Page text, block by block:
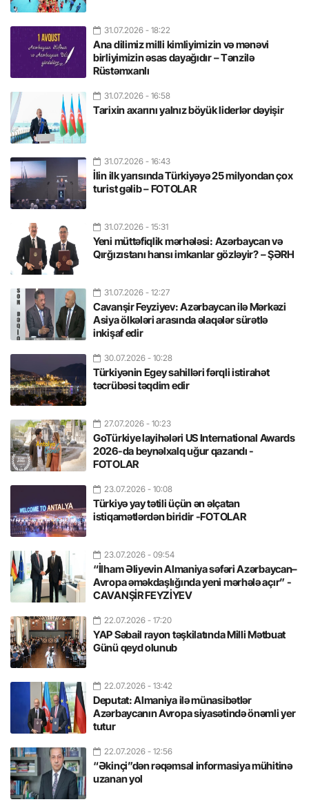
31.07.2026 - 18:22
Ana dilimiz milli kimliyimizin və mənəvi
birliyimizin əsas dayağıdır – Tənzilə
Rüstəmxanlı
31.07.2026 - 16:58
Tarixin axarını yalnız böyük liderlər dəyişir
31.07.2026 - 16:43
İlin ilk yarısında Türkiyəyə 25 milyondan çox
turist gəlib – FOTOLAR
31.07.2026 - 15:31
Yeni müttəfiqlik mərhələsi: Azərbaycan və
Qırğızıstanı hansı imkanlar gözləyir? – ŞƏRH
31.07.2026 - 12:27
Cavanşir Feyziyev: Azərbaycan ilə Mərkəzi
Asiya ölkələri arasında əlaqələr sürətlə
inkişaf edir
30.07.2026 - 10:28
Türkiyənin Egey sahilləri fərqli istirahət
təcrübəsi təqdim edir
27.07.2026 - 10:23
GoTürkiye layihələri US International Awards
2026-da beynəlxalq uğur qazandı -
FOTOLAR
23.07.2026 - 10:08
Türkiyə yay tətili üçün ən əlçatan
istiqamətlərdən biridir -FOTOLAR
23.07.2026 - 09:54
“İlham Əliyevin Almaniya səfəri Azərbaycan–
Avropa əməkdaşlığında yeni mərhələ açır” -
CAVANŞİR FEYZİYEV
22.07.2026 - 17:20
YAP Səbail rayon təşkilatında Milli Mətbuat
Günü qeyd olunub
22.07.2026 - 13:42
Deputat: Almaniya ilə münasibətlər
Azərbaycanın Avropa siyasətində önəmli yer
tutur
22.07.2026 - 12:56
“Əkinçi”dən rəqəmsal informasiya mühitinə
uzanan yol